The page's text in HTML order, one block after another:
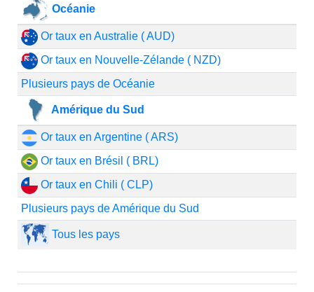
Océanie
Or taux en Australie ( AUD)
Or taux en Nouvelle-Zélande ( NZD)
Plusieurs pays de Océanie
Amérique du Sud
Or taux en Argentine ( ARS)
Or taux en Brésil ( BRL)
Or taux en Chili ( CLP)
Plusieurs pays de Amérique du Sud
Tous les pays